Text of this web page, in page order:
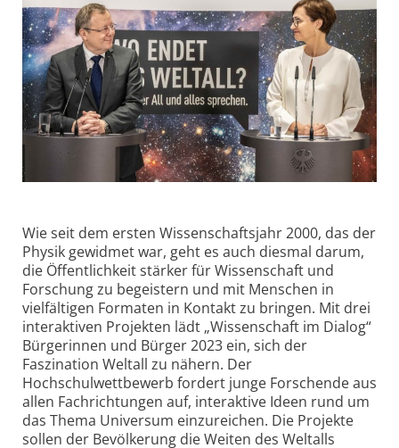
Wie seit dem ersten Wissenschaftsjahr 2000, das der
Physik gewidmet war, geht es auch diesmal darum,
die Öffentlichkeit stärker für Wissenschaft und
Forschung zu begeistern und mit Menschen in
vielfältigen Formaten in Kontakt zu bringen. Mit drei
interaktiven Projekten lädt „Wissenschaft im Dialog“
Bürgerinnen und Bürger 2023 ein, sich der
Faszination Weltall zu nähern. Der
Hochschulwettbewerb fordert junge Forschende aus
allen Fachrichtungen auf, interaktive Ideen rund um
das Thema Universum einzureichen. Die Projekte
sollen der Bevölkerung die Weiten des Weltalls